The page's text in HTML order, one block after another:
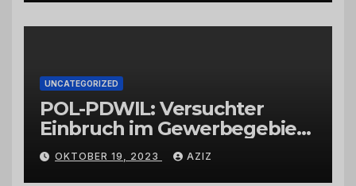
UNCATEGORIZED
POL-PDWIL: Versuchter
Einbruch im Gewerbegebiet
Wittlich
OKTOBER 19, 2023 AZIZ